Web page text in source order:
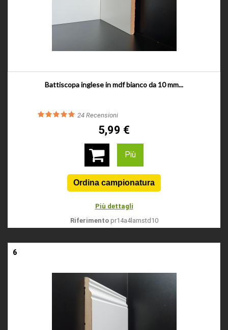
Battiscopa inglese in mdf bianco da 10 mm...
24 Recensioni
5,99 €
Più
Più dettagli
Riferimento pr14a4lamstd10
6